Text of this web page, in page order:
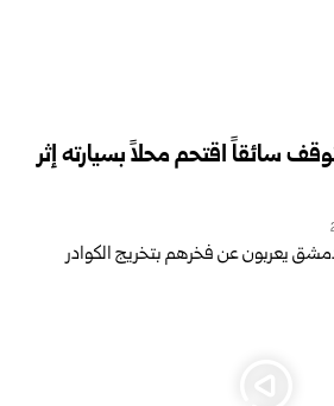
سائقاً اقتحم محلاً بسيارته إثر